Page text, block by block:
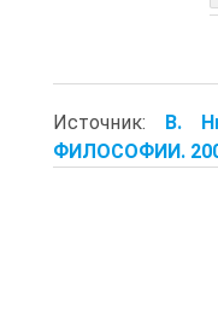
Источник: В.
ФИЛОСОФИИ.